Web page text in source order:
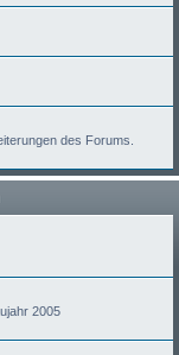
des Forums.
2005